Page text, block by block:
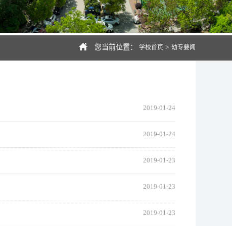
您当前位置： 学校首页 > 幼专要闻
2019-01-24
2019-01-24
2019-01-23
2019-01-23
2019-01-23